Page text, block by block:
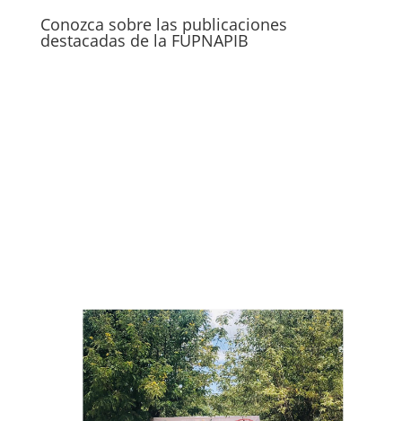
Conozca sobre las publicaciones
destacadas de la FUPNAPIB